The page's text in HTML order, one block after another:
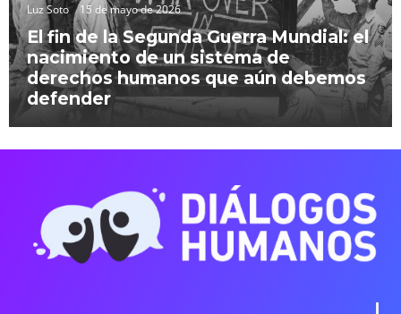
Luz Soto 15 de mayo de 2026
El fin de la Segunda Guerra Mundial: el
nacimiento de un sistema de
derechos humanos que aún debemos
defender